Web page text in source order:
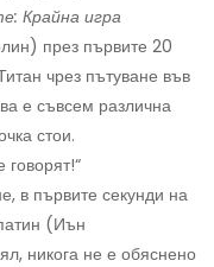
Крайна игра
през първите 20
чрез пътуване във
е съвсем различна
стои.
говорят!“
в първите секунди на
(Иън
никога не е обяснено